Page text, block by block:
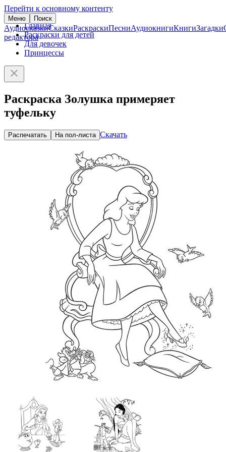
Перейти к основному контенту
Меню Поиск
АудиосказкиСказкиРаскраскиПесниАудиокнигиКнигиЗагадки
редактора
Главная
Раскраски для детей
Для девочек
Принцессы
Раскраска Золушка примеряет
туфельку
Распечатать На пол-листа Скачать